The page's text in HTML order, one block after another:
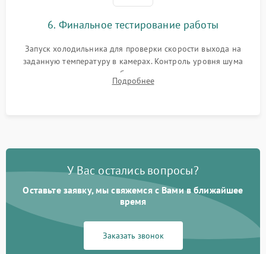
6. Финальное тестирование работы
Запуск холодильника для проверки скорости выхода на
заданную температуру в камерах. Контроль уровня шума
компрессора, отсутствия обмерзания стенок и корректного
срабатывания системы автоматической оттайки.
Подробнее
У Вас остались вопросы?
Оставьте заявку, мы свяжемся с Вами в ближайшее
время
Заказать звонок